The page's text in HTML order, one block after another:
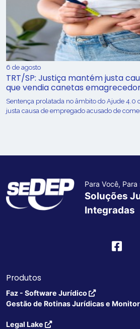
6 de agosto
TRT/SP: Justiça mantém justa
que vendia canetas
Sentença prolatada no âmbito do Ajude 4.0
justa causa de empregado acusado de
Para Você,
Soluções
Integradas
Produtos
Faz - Software Jurídico
Gestão de Rotinas Jurídicas e
Legal Lake